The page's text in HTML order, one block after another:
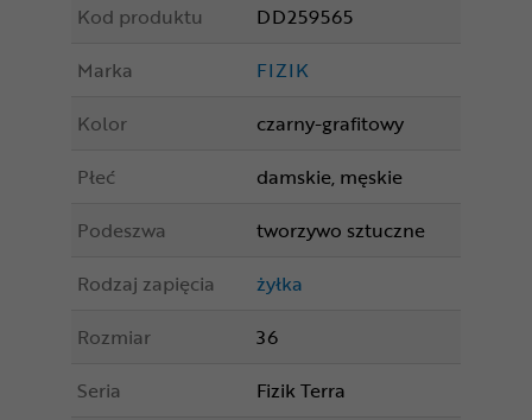
Kod produktu
DD259565
Marka
FIZIK
Kolor
czarny-grafitowy
Płeć
damskie, męskie
Podeszwa
tworzywo sztuczne
Rodzaj zapięcia
żyłka
Rozmiar
36
Seria
Fizik Terra